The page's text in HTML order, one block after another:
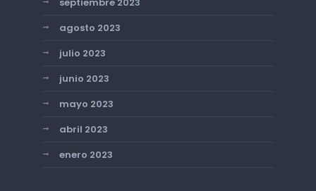
agosto 2023
julio 2023
junio 2023
mayo 2023
abril 2023
enero 2023